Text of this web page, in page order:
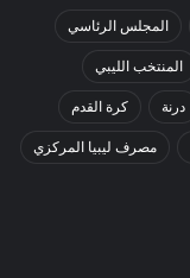
المجلس الرئاسي
المنتخب الليبي
درنة كرة القدم
مصرف ليبيا المركزي